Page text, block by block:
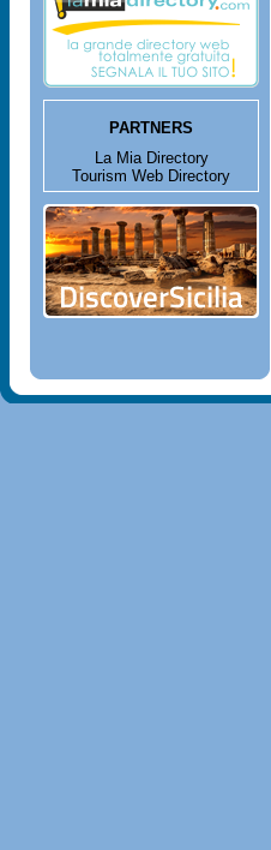
PARTNERS
La Mia Directory
Tourism Web Directory